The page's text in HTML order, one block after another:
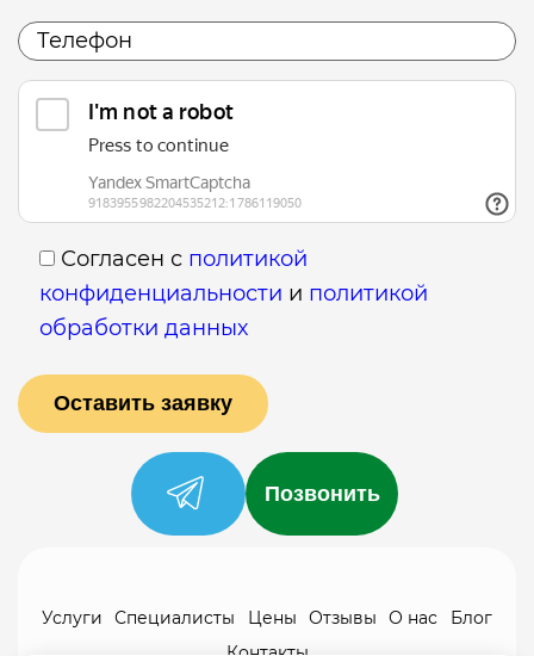
Согласен с политикой
конфиденциальности и политикой
обработки данных
Позвонить
Услуги Специалисты Цены Отзывы О нас
Блог